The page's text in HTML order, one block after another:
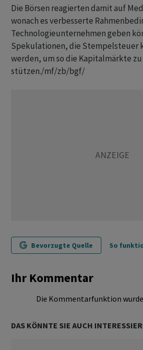
Die Börsen reagierten damit auf
wonach es verbesserte
Technologieunternehmen geben
Spekulationen, die Stempelsteuer
werden, um so die Kapitalmärkte zu
stützen./mf/zb/bgf/
Bevorzugte Quelle So
Ihr Kommentar
Die Kommentarfunktion
DAS KÖNNTE SIE AUCH